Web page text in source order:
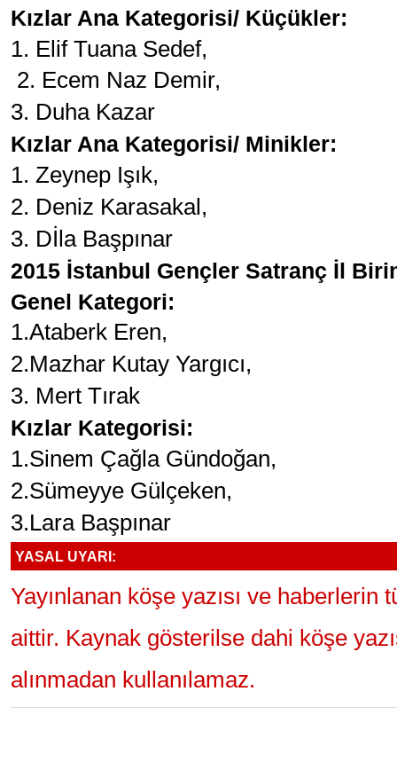
Kızlar Ana Kategorisi/ Küçükler:
1. Elif Tuana Sedef,
2. Ecem Naz Demir,
3. Duha Kazar
Kızlar Ana Kategorisi/ Minikler:
1. Zeynep Işık,
2. Deniz Karasakal,
3. Dİla Başpınar
2015 İstanbul Gençler Satranç İl
Genel Kategori:
1.Ataberk Eren,
2.Mazhar Kutay Yargıcı,
3. Mert Tırak
Kızlar Kategorisi:
1.Sinem Çağla Gündoğan,
2.Sümeyye Gülçeken,
3.Lara Başpınar
YASAL UYARI:
Yayınlanan köşe yazısı ve haberlerin
aittir. Kaynak gösterilse dahi köşe
alınmadan kullanılamaz.